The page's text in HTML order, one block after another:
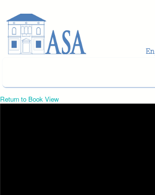
Return to Book View